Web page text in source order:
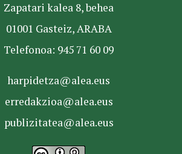
Zapatari kalea 8, behea
01001 Gasteiz, ARABA
Telefonoa: 945 71 60 09
harpidetza@alea.eus
erredakzioa@alea.eus
publizitatea@alea.eus